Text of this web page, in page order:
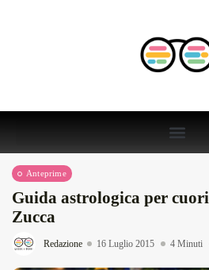
Anteprime
Guida astrologica per
Zucca
Redazione 16 Luglio 2015 4 Minuti